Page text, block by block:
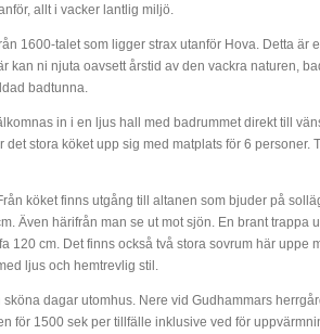
allt i vacker lantlig miljö.
1600-talet som ligger strax utanför Hova. Detta är
kan ni njuta oavsett årstid av den vackra naturen,
badtunna.
in i en ljus hall med badrummet direkt till
stora köket upp sig med matplats för 6 personer.
köket finns utgång till altanen som bjuder på
Även härifrån man se ut mot sjön. En brant trappa
120 cm. Det finns också två stora sovrum här uppe
ljus och hemtrevlig stil.
dagar utomhus. Nere vid Gudhammars
för 1500 sek per tillfälle inklusive ved för